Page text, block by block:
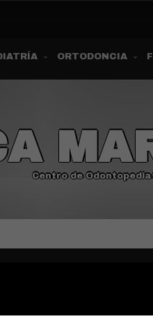
ORTODONCIA
Centro de